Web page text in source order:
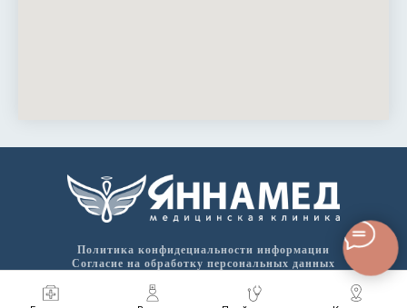
Политика конфидециальности информации
Согласие на обработку персональных данных
Положение по организации и проведению работ по обеспечению
безопасности персональных данных